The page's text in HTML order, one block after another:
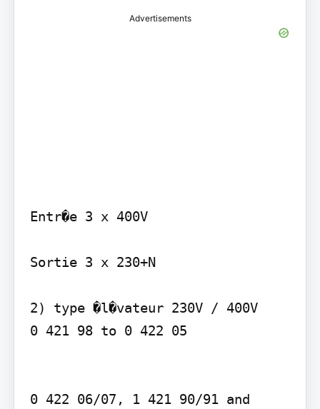
Advertisements
Entr�e 3 x 400V
Sortie 3 x 230+N
2) type �l�vateur 230V / 400V
0 421 98 to 0 422 05
0 422 06/07, 1 421 90/91 and